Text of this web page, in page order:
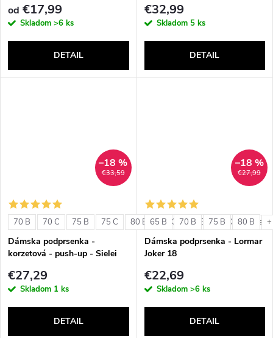
od €17,99
Skladom >6 ks
DETAIL
€32,99
Skladom 5 ks
DETAIL
€33,59
–18 %
70 B 70 C 75 B 75 C 80 B 80 C 85 B 85 C +
Dámska podprsenka -
korzetová - push-up - Sielei
€27,29
Skladom 1 ks
DETAIL
€27,99
–18 %
65 B 70 B 75 B 80 B
Dámska podprsenka - Lormar
Joker 18
€22,69
Skladom >6 ks
DETAIL